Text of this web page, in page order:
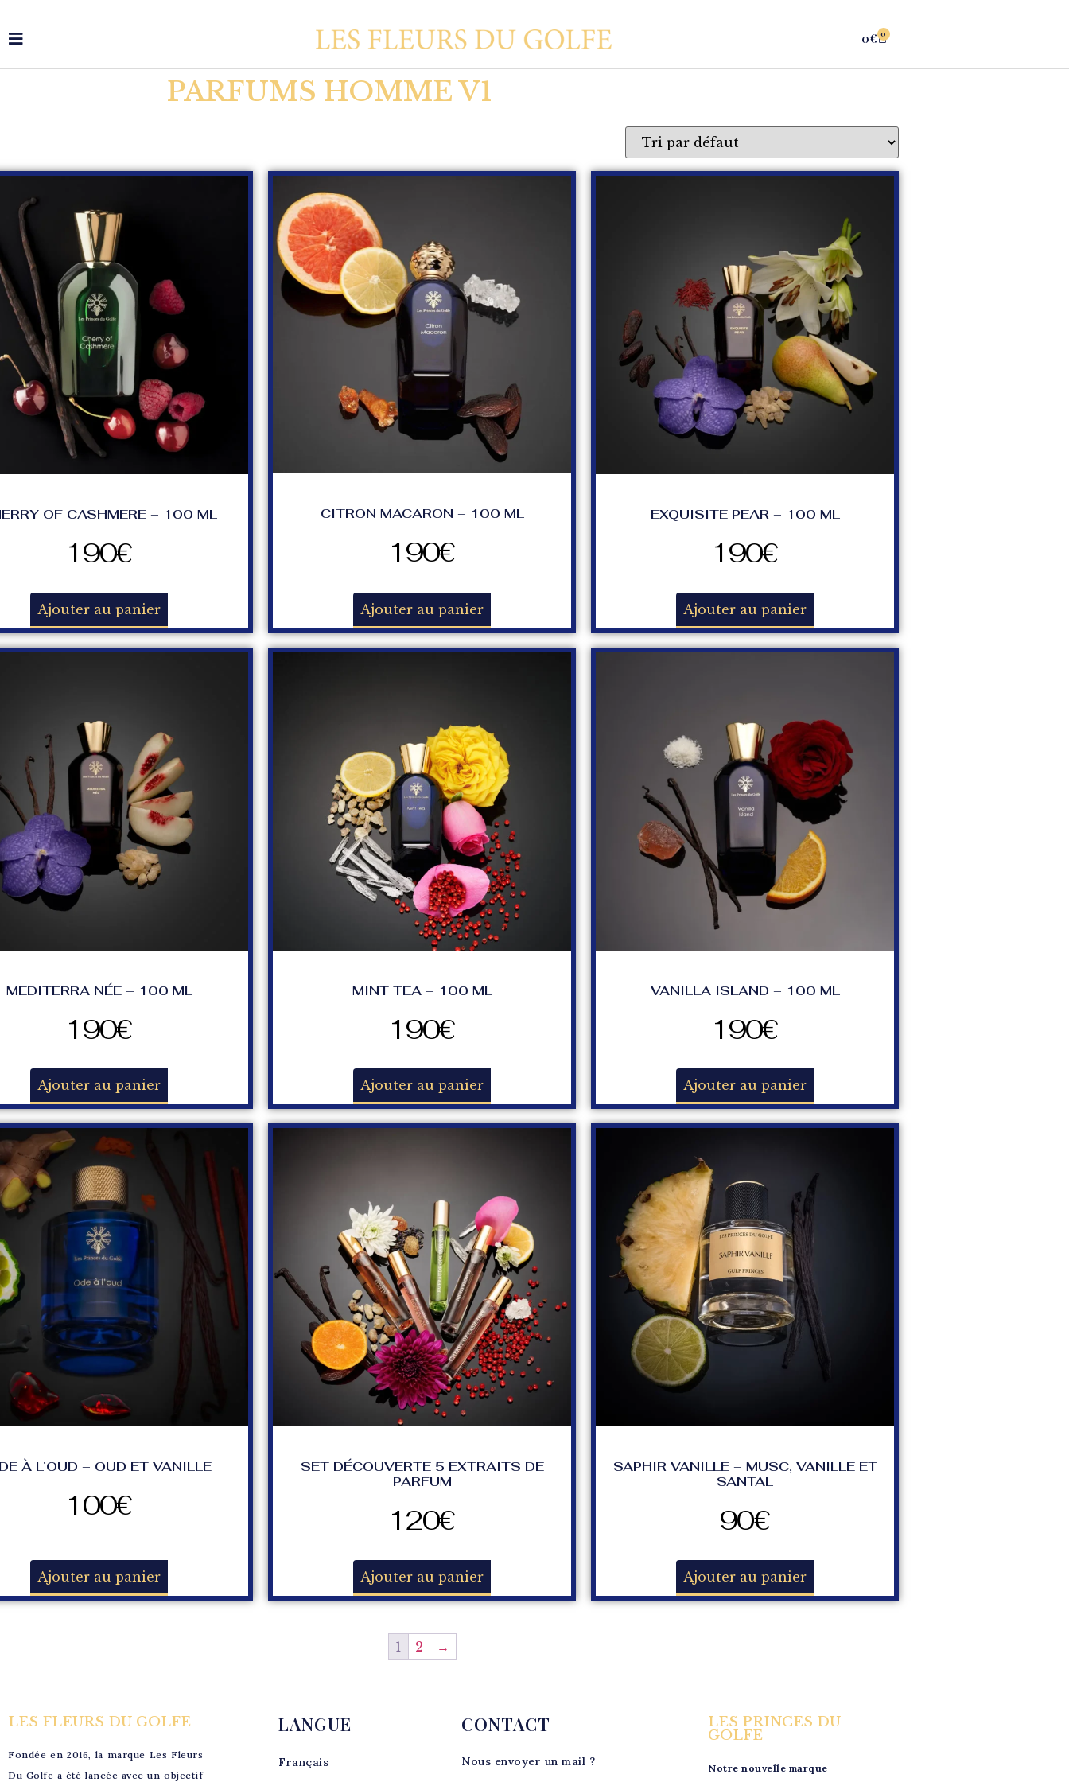
0€ 0
PARFUMS HOMME V1
OF CASHMERE – 100 ML
190€
Ajouter au panier
CITRON MACARON – 100 ML
190€
Ajouter au panier
EXQUISITE PEAR – 100 ML
190€
Ajouter au panier
MEDITERRA NÉE – 100 ML
190€
Ajouter au panier
MINT TEA – 100 ML
190€
Ajouter au panier
VANILLA ISLAND – 100 ML
190€
Ajouter au panier
À L’OUD – OUD ET VANILLE
100€
Ajouter au panier
SET DÉCOUVERTE 5 EXTRAITS DE
PARFUM
120€
Ajouter au panier
SAPHIR VANILLE – MUSC, VANILLE ET
SANTAL
90€
Ajouter au panier
1 2 →
LES FLEURS DU GOLFE
Fondée en 2016, la marque Les Fleurs
Du Golfe a été lancée avec un objectif
LANGUE
Français
CONTACT
Nous envoyer un mail ?
LES PRINCES DU
GOLFE
Notre nouvelle marque